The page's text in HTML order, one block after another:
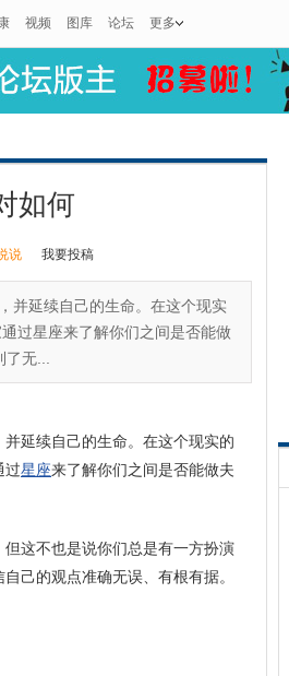
视频 图库 论坛 更多
如何
说 我要投稿
并延续自己的生命。在这个现实
过星座来了解你们之间是否能做
无...
延续自己的生命。在这个现实的
过星座来了解你们之间是否能做夫
这不也是说你们总是有一方扮演
己的观点准确无误、有根有据。